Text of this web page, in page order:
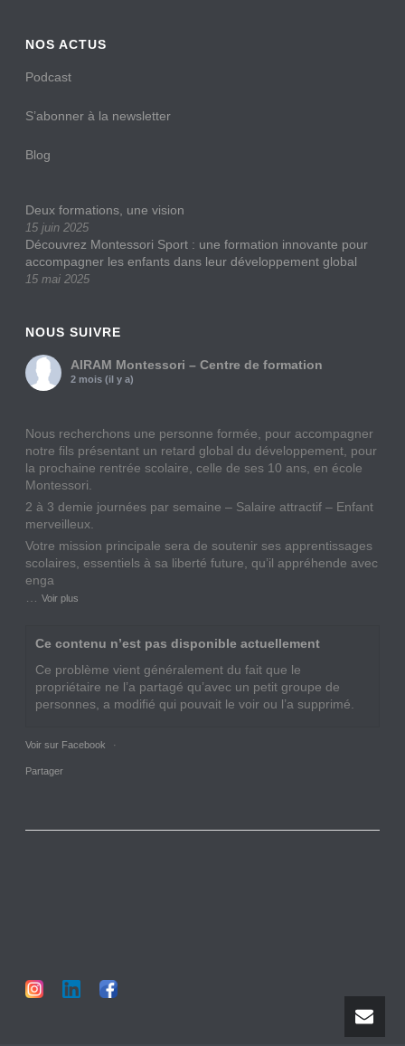
NOS ACTUS
Podcast
S’abonner à la newsletter
Blog
Deux formations, une vision
15 juin 2025
Découvrez Montessori Sport : une formation innovante pour
accompagner les enfants dans leur développement global
15 mai 2025
NOUS SUIVRE
AIRAM Montessori – Centre de formation
2 mois (il y a)
Nous recherchons une personne formée, pour accompagner
notre fils présentant un retard global du développement, pour
la prochaine rentrée scolaire, celle de ses 10 ans, en école
Montessori.
2 à 3 demie journées par semaine – Salaire attractif – Enfant
merveilleux.
Votre mission principale sera de soutenir ses apprentissages
scolaires, essentiels à sa liberté future, qu’il appréhende avec
enga
…Voir plus
Ce contenu n’est pas disponible actuellement
Ce problème vient généralement du fait que le
propriétaire ne l’a partagé qu’avec un petit groupe de
personnes, a modifié qui pouvait le voir ou l’a supprimé.
Voir sur Facebook ·
Partager